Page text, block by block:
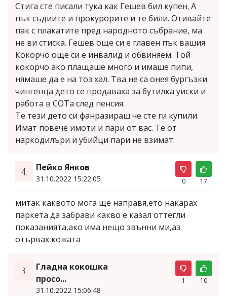
Стига сте писали тука как Гешев бил купен. А
пък съдиите и прокурорите и те били. Отивайте
пак с плакатите пред народното събрание, ма
не ви стиска. Гешев още си е главен пък вашия
Кокорчо още си е инвалид и обвиняем. Той
кокорчо ако плащаше много и имаше пипи,
нямаше да е на тоз хал. Тва не са онея бургъзки
чингенца дето се продаваха за бутилка уиски и
работа в СОТа след пенсия.
Те тези дето си фанразираш че сте ги купили.
Имат повече имоти и пари от вас. Те от
наркодилъри и убийци пари не взимат.
4. Пейко Янков
31.10.2022 15:22:05 0 17
митак каквото мога ще направя,ето накарах
паркета да забрави какво е казал оттегли
показанията,ако има нещо звънни ми,аз
отървах кожата
3.
Гладна кокошка
просо...
31.10.2022 15:06:48
1 10